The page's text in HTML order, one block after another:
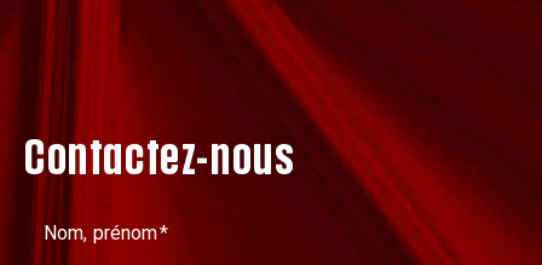
Contactez-nous
Nom, prénom